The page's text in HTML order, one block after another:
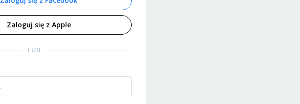
Zaloguj się z Apple
LUB